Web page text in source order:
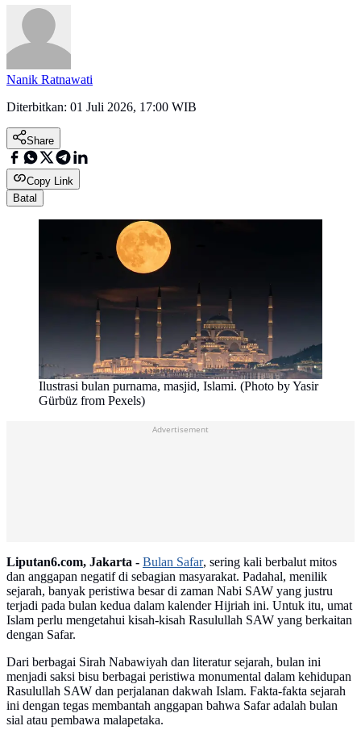
Nanik Ratnawati
Diterbitkan: 01 Juli 2026, 17:00 WIB
Share
Copy Link
Batal
Ilustrasi bulan purnama, masjid, Islami. (Photo by Yasir
Gürbüz from Pexels)
Liputan6.com, Jakarta - Bulan Safar, sering kali berbalut mitos
dan anggapan negatif di sebagian masyarakat. Padahal, menilik
sejarah, banyak peristiwa besar di zaman Nabi SAW yang justru
terjadi pada bulan kedua dalam kalender Hijriah ini. Untuk itu, umat
Islam perlu mengetahui kisah-kisah Rasulullah SAW yang berkaitan
dengan Safar.
Dari berbagai Sirah Nabawiyah dan literatur sejarah, bulan ini
menjadi saksi bisu berbagai peristiwa monumental dalam kehidupan
Rasulullah SAW dan perjalanan dakwah Islam. Fakta-fakta sejarah
ini dengan tegas membantah anggapan bahwa Safar adalah bulan
sial atau pembawa malapetaka.